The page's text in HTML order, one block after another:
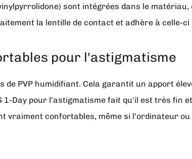
sont intégrées dans le
la lentille de contact et adhère à celle-
pour l'astigmatisme
PVP humidifiant. Cela garantit un apport
1-Day pour l'astigmatisme fait qu'il est très fin
confortables, même si l'ordinateur ou